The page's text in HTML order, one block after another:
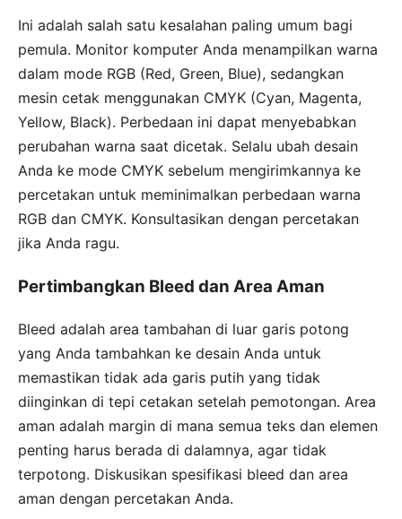
Ini adalah salah satu kesalahan paling umum bagi
pemula. Monitor komputer Anda menampilkan warna
dalam mode RGB (Red, Green, Blue), sedangkan
mesin cetak menggunakan CMYK (Cyan, Magenta,
Yellow, Black). Perbedaan ini dapat menyebabkan
perubahan warna saat dicetak. Selalu ubah desain
Anda ke mode CMYK sebelum mengirimkannya ke
percetakan untuk meminimalkan perbedaan warna
RGB dan CMYK. Konsultasikan dengan percetakan
jika Anda ragu.
Pertimbangkan Bleed dan Area Aman
Bleed adalah area tambahan di luar garis potong
yang Anda tambahkan ke desain Anda untuk
memastikan tidak ada garis putih yang tidak
diinginkan di tepi cetakan setelah pemotongan. Area
aman adalah margin di mana semua teks dan elemen
penting harus berada di dalamnya, agar tidak
terpotong. Diskusikan spesifikasi bleed dan area
aman dengan percetakan Anda.